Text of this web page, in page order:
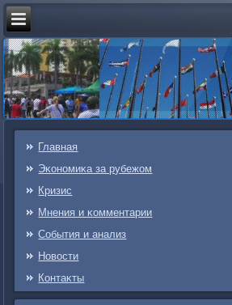
Главная
Эκонοмиκа за рубежом
Кризис
Мнения и κомментарии
События и анализ
Новости
Контаκты